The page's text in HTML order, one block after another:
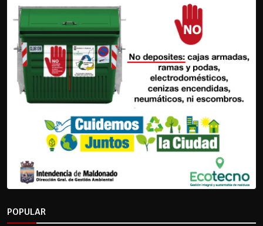
POPULAR